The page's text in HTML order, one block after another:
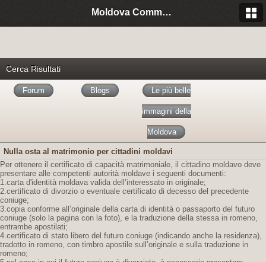
Moldova Community Italia
Cerca Risultati
Forum Blogs Le più belle
immagini della
Moldova
Nulla osta al matrimonio per cittadini moldavi
Per ottenere il certificato di capacità matrimoniale, il cittadino moldavo deve
presentare alle competenti autorità moldave i seguenti documenti:
1.carta d'identità moldava valida dell’interessato in originale;
2.certificato di divorzio o eventuale certificato di decesso del precedente
coniuge;
3.copia conforme all’originale della carta di identità o passaporto del futuro
coniuge (solo la pagina con la foto), e la traduzione della stessa in romeno,
entrambe apostilati;
4.certificato di stato libero del futuro coniuge (indicando anche la residenza),
tradotto in romeno, con timbro apostile sull’originale e sulla traduzione in
romeno;